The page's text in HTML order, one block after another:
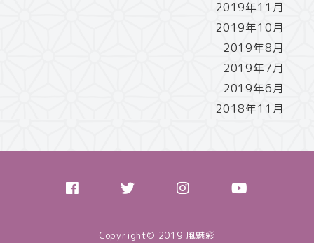
2019年11月
2019年10月
2019年8月
2019年7月
2019年6月
2018年11月
Copyright© 2019 風魅彩